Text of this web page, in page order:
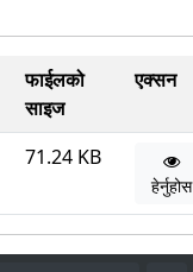
फाईलको
साइज
एक्सन
71.24 KB
हेर्नुहोस